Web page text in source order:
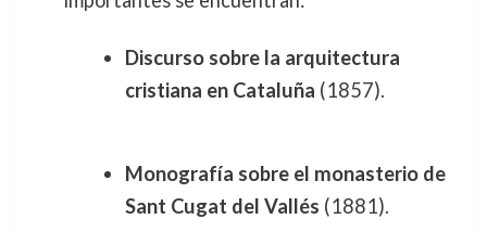
Discurso sobre la arquitectura
cristiana en Cataluña (1857).
Monografía sobre el monasterio de
Sant Cugat del Vallés (1881).